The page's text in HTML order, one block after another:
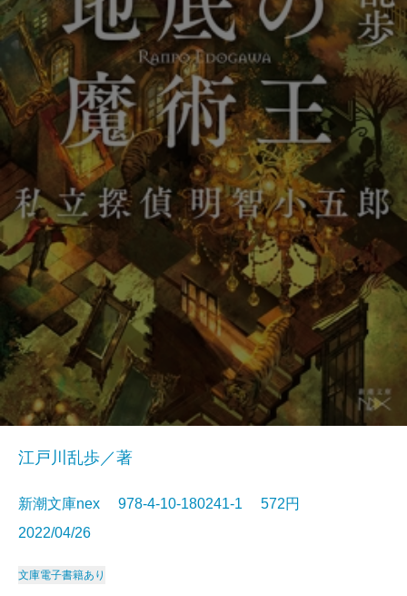
江戸川乱歩／著
新潮文庫nex 978-4-10-180241-1 572円
2022/04/26
文庫電子書籍あり